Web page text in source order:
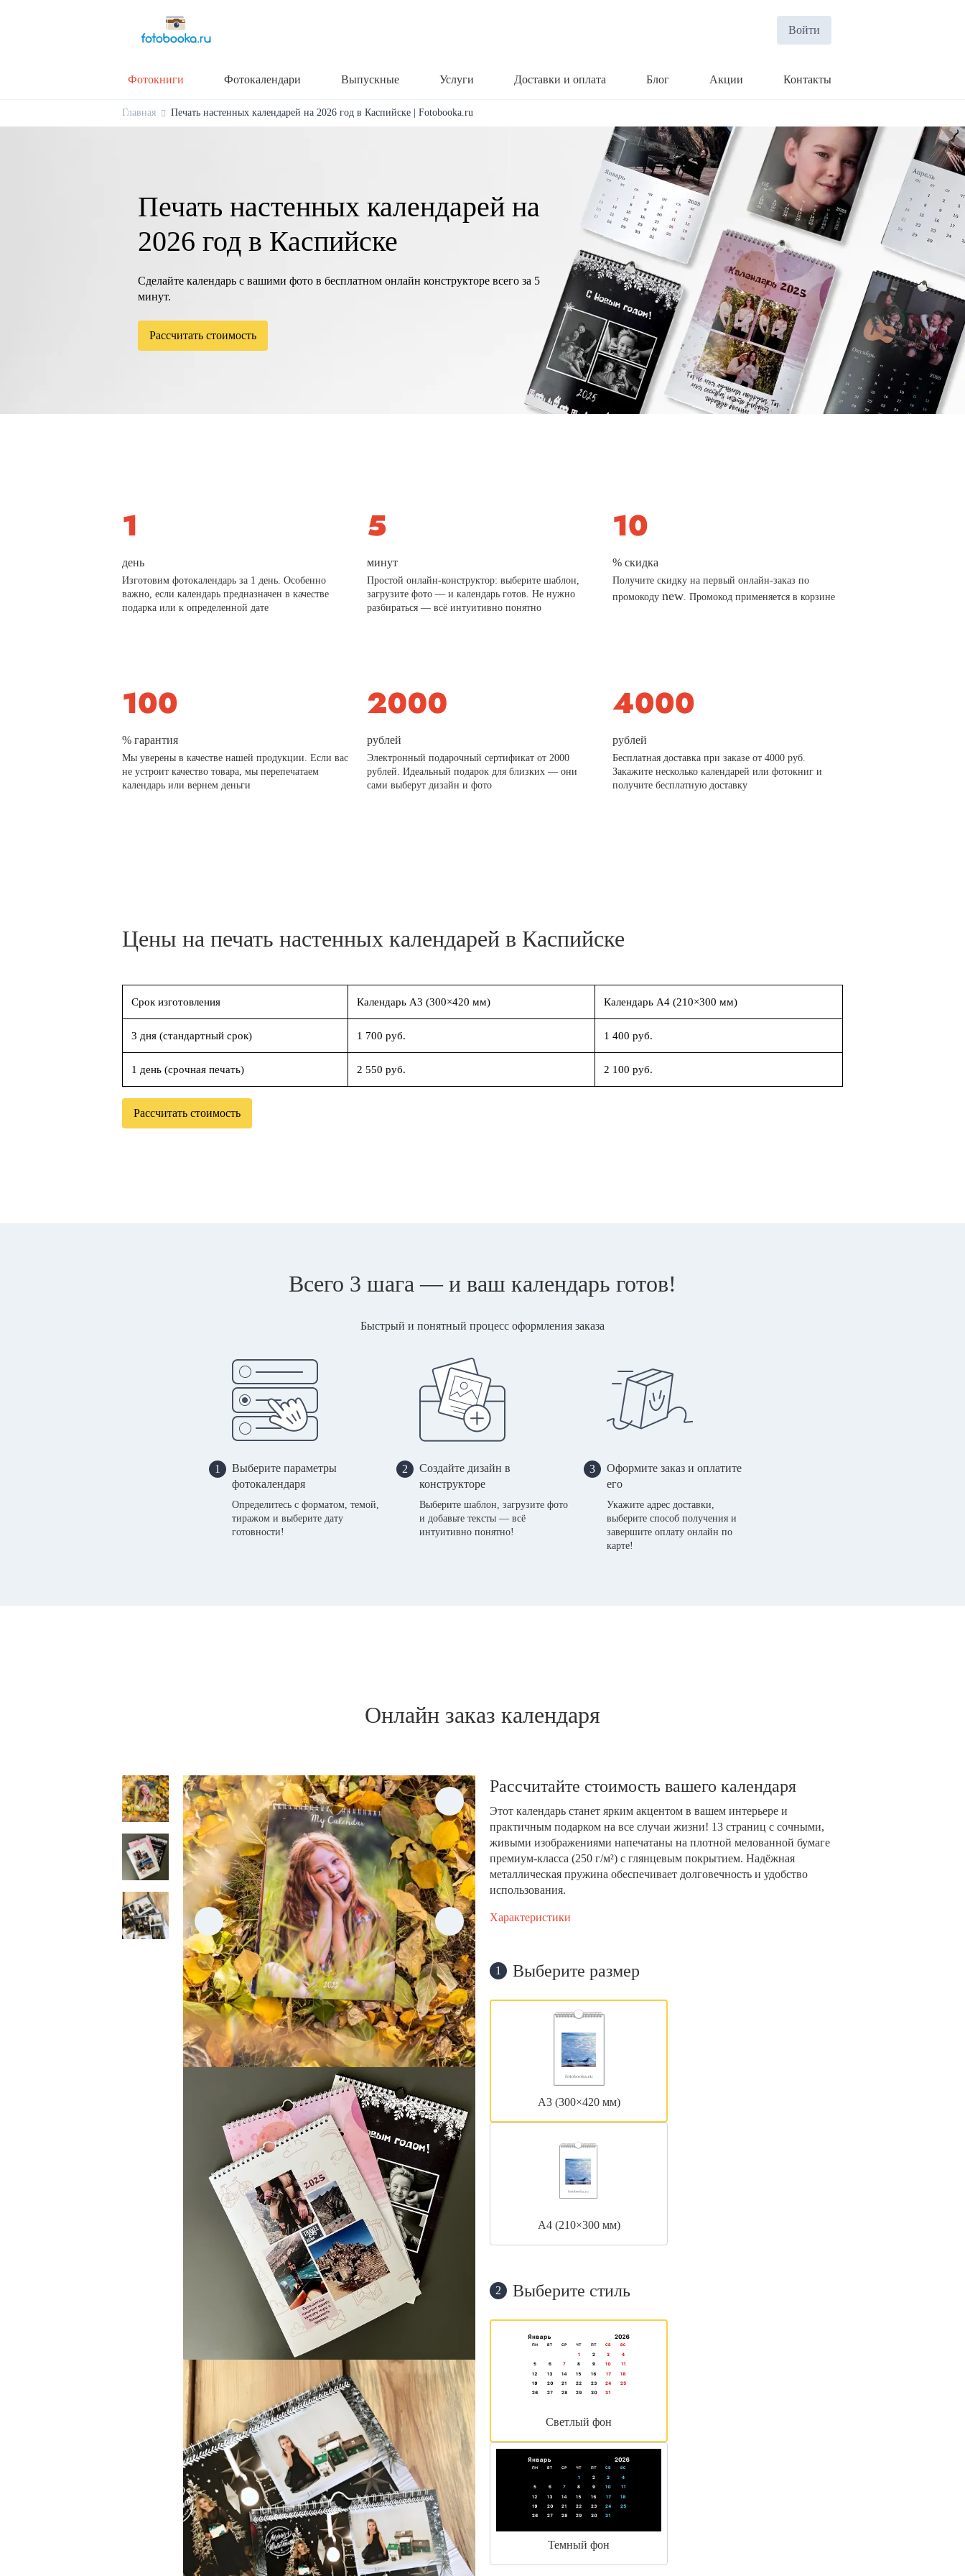
Войти
Фотокниги Фотокалендари Выпускные Услуги Доставки и оплата Блог Акции Контакты
Главная Печать настенных календарей на 2026 год в Каспийске | Fotobooka.ru
Печать настенных календарей на
2026 год в Каспийске
Сделайте календарь с вашими фото в бесплатном онлайн конструкторе всего за 5
минут.
Рассчитать стоимость
день
Изготовим фотокалендарь за 1 день. Особенно
важно, если календарь предназначен в качестве
подарка или к определенной дате
минут
Простой онлайн-конструктор: выберите шаблон,
загрузите фото — и календарь готов. Не нужно
разбираться — всё интуитивно понятно
% скидка
Получите скидку на первый онлайн-заказ по
промокоду new. Промокод применяется в корзине
% гарантия
Мы уверены в качестве нашей продукции. Если вас
не устроит качество товара, мы перепечатаем
календарь или вернем деньги
рублей
Электронный подарочный сертификат от 2000
рублей. Идеальный подарок для близких — они
сами выберут дизайн и фото
рублей
Бесплатная доставка при заказе от 4000 руб.
Закажите несколько календарей или фотокниг и
получите бесплатную доставку
Цены на печать настенных календарей в Каспийске
Срок изготовления Календарь А3 (300×420 мм) Календарь А4 (210×300 мм)
3 дня (стандартный срок) 1 700 руб. 1 400 руб.
1 день (срочная печать) 2 550 руб. 2 100 руб.
Рассчитать стоимость
Всего 3 шага — и ваш календарь готов!
Быстрый и понятный процесс оформления заказа
1
Выберите параметры
фотокалендаря
Определитесь с форматом, темой,
тиражом и выберите дату
готовности!
2
Создайте дизайн в
конструкторе
Выберите шаблон, загрузите фото
и добавьте тексты — всё
интуитивно понятно!
3
Оформите заказ и оплатите
его
Укажите адрес доставки,
выберите способ получения и
завершите оплату онлайн по
карте!
Онлайн заказ календаря
Рассчитайте стоимость вашего календаря
Этот календарь станет ярким акцентом в вашем интерьере и
практичным подарком на все случаи жизни! 13 страниц с сочными,
живыми изображениями напечатаны на плотной мелованной бумаге
премиум-класса (250 г/м²) с глянцевым покрытием. Надёжная
металлическая пружина обеспечивает долговечность и удобство
использования.
Характеристики
1 Выберите размер
А3 (300×420 мм)
А4 (210×300 мм)
2 Выберите стиль
Светлый фон
Темный фон